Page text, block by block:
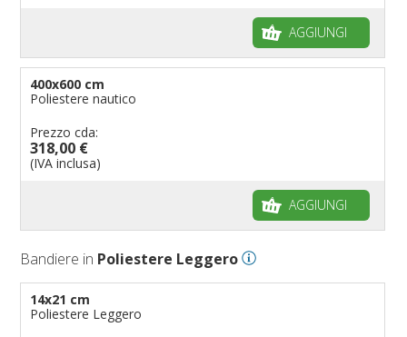
AGGIUNGI
400x600 cm
Poliestere nautico
Prezzo cda:
318,00 €
(IVA inclusa)
AGGIUNGI
Bandiere in Poliestere Leggero
14x21 cm
Poliestere Leggero